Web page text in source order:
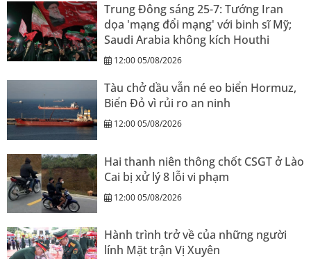
Trung Đông sáng 25-7: Tướng Iran
dọa 'mạng đổi mạng' với binh sĩ Mỹ;
Saudi Arabia không kích Houthi
12:00 05/08/2026
Tàu chở dầu vẫn né eo biển Hormuz,
Biển Đỏ vì rủi ro an ninh
12:00 05/08/2026
Hai thanh niên thông chốt CSGT ở Lào
Cai bị xử lý 8 lỗi vi phạm
12:00 05/08/2026
Hành trình trở về của những người
lính Mặt trận Vị Xuyên